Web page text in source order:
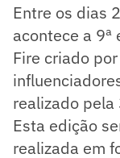
Entre os dias
acontece a 9ª
Fire criado
realizado pela
Esta edição
realizada em